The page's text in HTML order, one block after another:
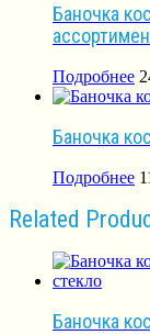
Баночка
Подробнее
Баночка
Подробнее
Related
Баночка